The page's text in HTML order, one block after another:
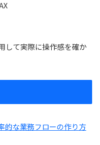
して実際に操作感を確か
的な業務フローの作り方